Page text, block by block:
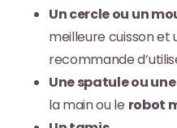
Un cercle ou un
meilleure cuisson et
recommande
Une spatule ou
la main ou le robot